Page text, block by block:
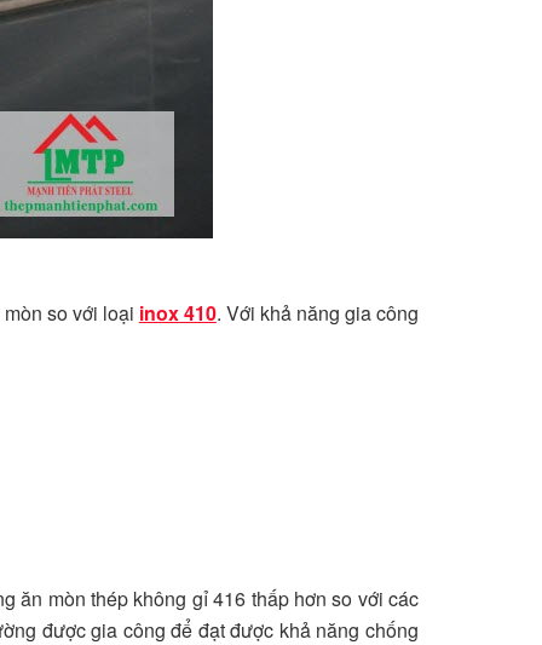
so với loại inox 410. Với khả năng gia công
ăn mòn thép không gỉ 416 thấp hơn so với các
được gia công để đạt được khả năng chống